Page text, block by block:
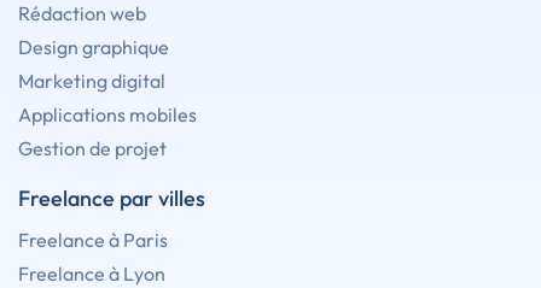
Rédaction web
Design graphique
Marketing digital
Applications mobiles
Gestion de projet
Freelance par villes
Freelance à Paris
Freelance à Lyon